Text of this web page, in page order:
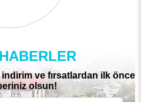
ve fırsatlardan ilk önce
olsun!